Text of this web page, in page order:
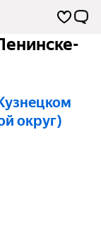
округ)